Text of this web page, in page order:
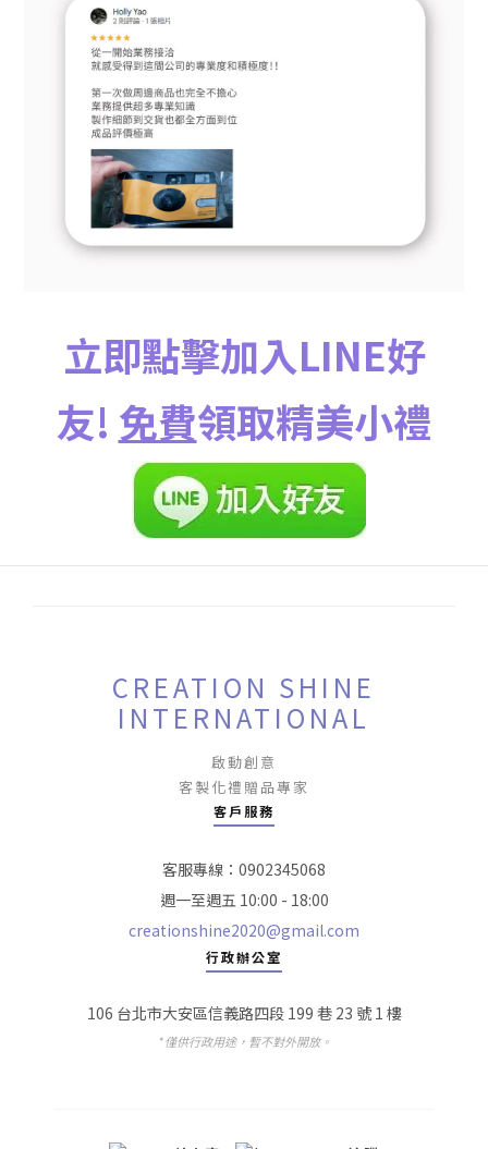
立即點擊加入LINE好
友! 免費領取精美小禮
CREATION SHINE
INTERNATIONAL
啟動創意
客製化禮贈品專家
客戶服務
客服專線：0902345068
週一至週五 10:00 - 18:00
creationshine2020@gmail.com
行政辦公室
106 台北市大安區信義路四段 199 巷 23 號 1 樓
* 僅供行政用途，暫不對外開放。